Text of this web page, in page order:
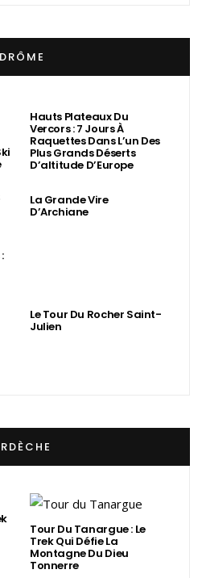
DRÔME
Hauts Plateaux Du
Vercors : 7 Jours À
Raquettes Dans L’un Des
Plus Grands Déserts
D’altitude D’Europe
La Grande Vire
D’Archiane
Le Tour Du Rocher Saint-
Julien
Tour Du Tanargue : Le
Trek Qui Défie La
Montagne Du Dieu
Tonnerre